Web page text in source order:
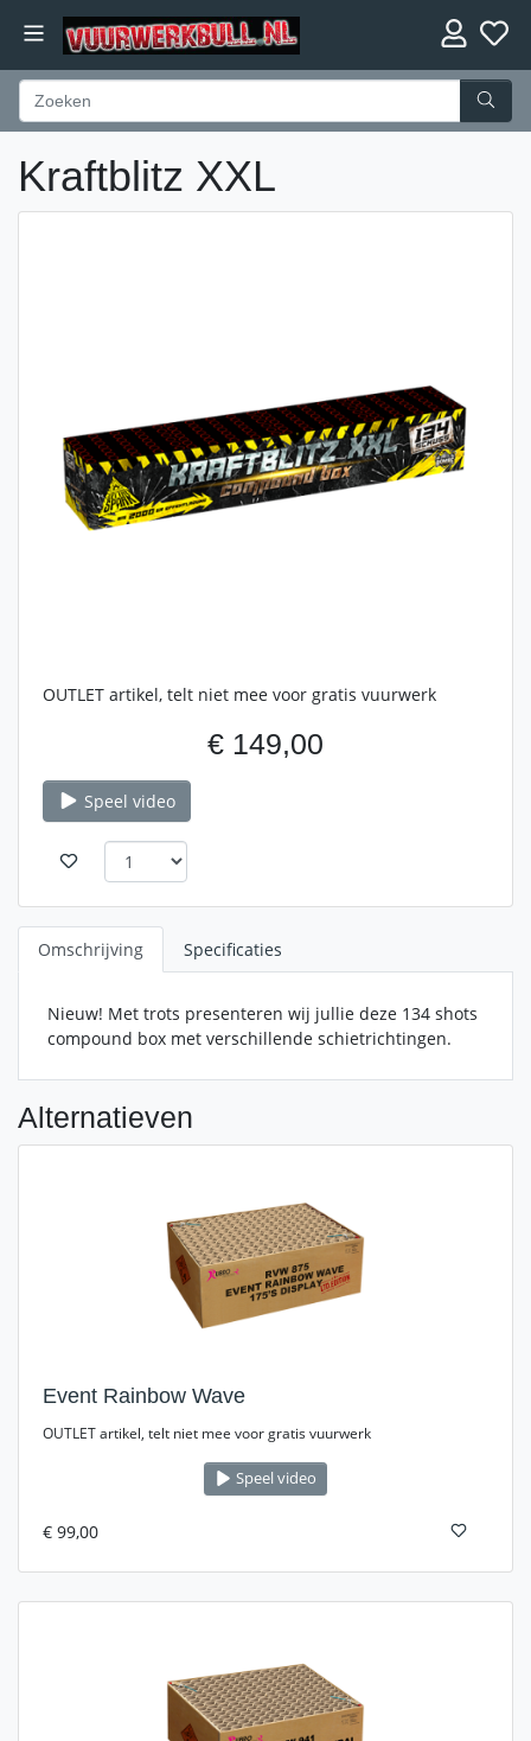
Kraftblitz XXL
OUTLET artikel, telt niet mee voor gratis vuurwerk
€ 149,00
Speel video
Omschrijving Specificaties
Nieuw! Met trots presenteren wij jullie deze 134 shots
compound box met verschillende schietrichtingen.
Alternatieven
Event Rainbow Wave
OUTLET artikel, telt niet mee voor gratis vuurwerk
Speel video
€ 99,00